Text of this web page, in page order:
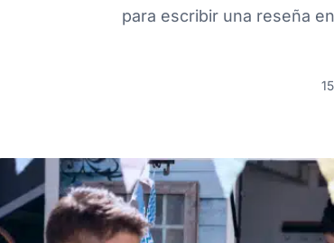
para escribir una reseña